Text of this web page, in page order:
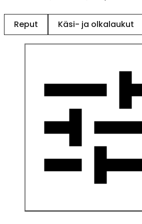
Reput Käsi- ja olkalaukut